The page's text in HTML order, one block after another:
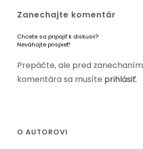
Zanechajte komentár
Chcete sa pripojiť k diskusii?
Neváhajte prispieť!
Prepáčte, ale pred zanechaním
komentára sa musíte prihlásiť.
O AUTOROVI